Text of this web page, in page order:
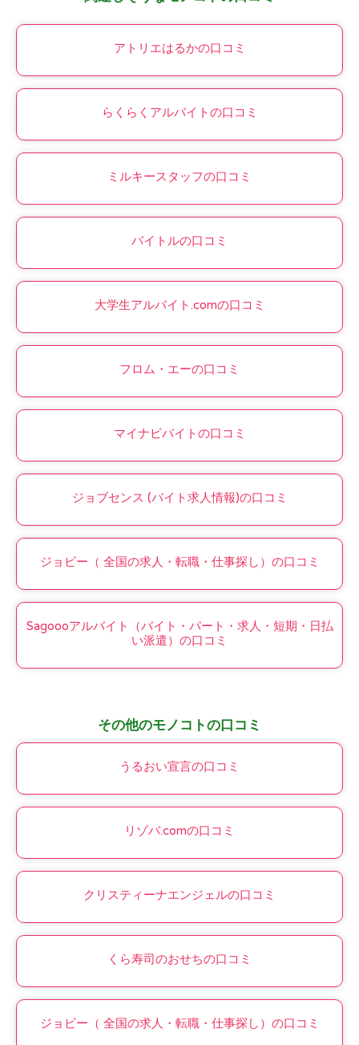
アトリエはるかの口コミ
らくらくアルバイトの口コミ
ミルキースタッフの口コミ
バイトルの口コミ
大学生アルバイト.comの口コミ
フロム・エーの口コミ
マイナビバイトの口コミ
ジョブセンス (バイト求人情報)の口コミ
ジョビー（ 全国の求人・転職・仕事探し）の口コミ
Sagoooアルバイト（バイト・パート・求人・短期・日払
い派遣）の口コミ
その他のモノコトの口コミ
うるおい宣言の口コミ
リゾバ.comの口コミ
クリスティーナエンジェルの口コミ
くら寿司のおせちの口コミ
ジョビー（ 全国の求人・転職・仕事探し）の口コミ